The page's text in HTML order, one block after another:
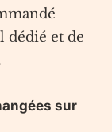
dédié et de
sur